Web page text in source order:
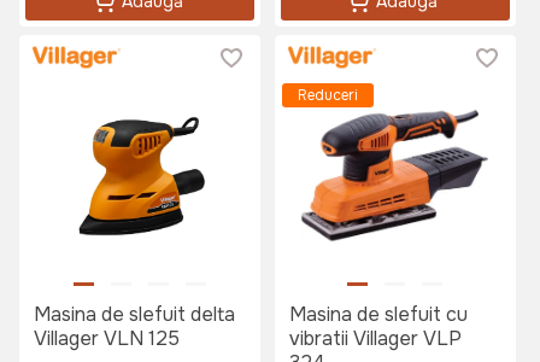
Masina de slefuit delta
Villager VLN 125
Reduceri
Masina de slefuit cu
vibratii Villager VLP